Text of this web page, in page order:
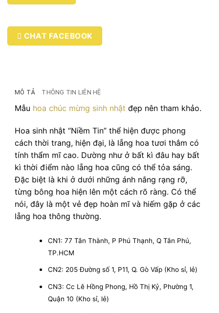
CHAT FACEBOOK
MÔ TẢ THÔNG TIN LIÊN HỆ
Mẫu hoa chúc mừng sinh nhật đẹp nên tham khảo.
Hoa sinh nhật “Niềm Tin” thể hiện được phong
cách thời trang, hiện đại, là lẵng hoa tươi thắm có
tính thẩm mĩ cao. Dường như ở bất kì đâu hay bất
kì thời điểm nào lẵng hoa cũng có thể tỏa sáng.
Đặc biệt là khi ở dưới những ánh nắng rạng rỡ,
từng bông hoa hiện lên một cách rõ ràng. Có thể
nói, đây là một vẻ đẹp hoàn mĩ và hiếm gặp ở các
lẵng hoa thông thường.
CN1: 77 Tân Thành, P Phú Thạnh, Q Tân Phú,
TP.HCM
CN2: 205 Đường số 1, P11, Q. Gò Vấp (Kho sỉ, lẻ)
CN3: Cc Lê Hồng Phong, Hồ Thị Kỷ, Phường 1,
Quận 10 (Kho sỉ, lẻ)